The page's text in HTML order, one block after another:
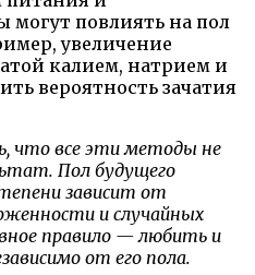
могут повлиять на пол
увеличение
калием, натрием и
вероятность зачатия
что все эти методы не
Пол будущего
зависит от
и случайных
правило — любить и
от его пола.